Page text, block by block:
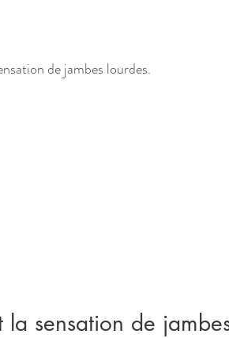
de jambes lourdes.
la sensation de